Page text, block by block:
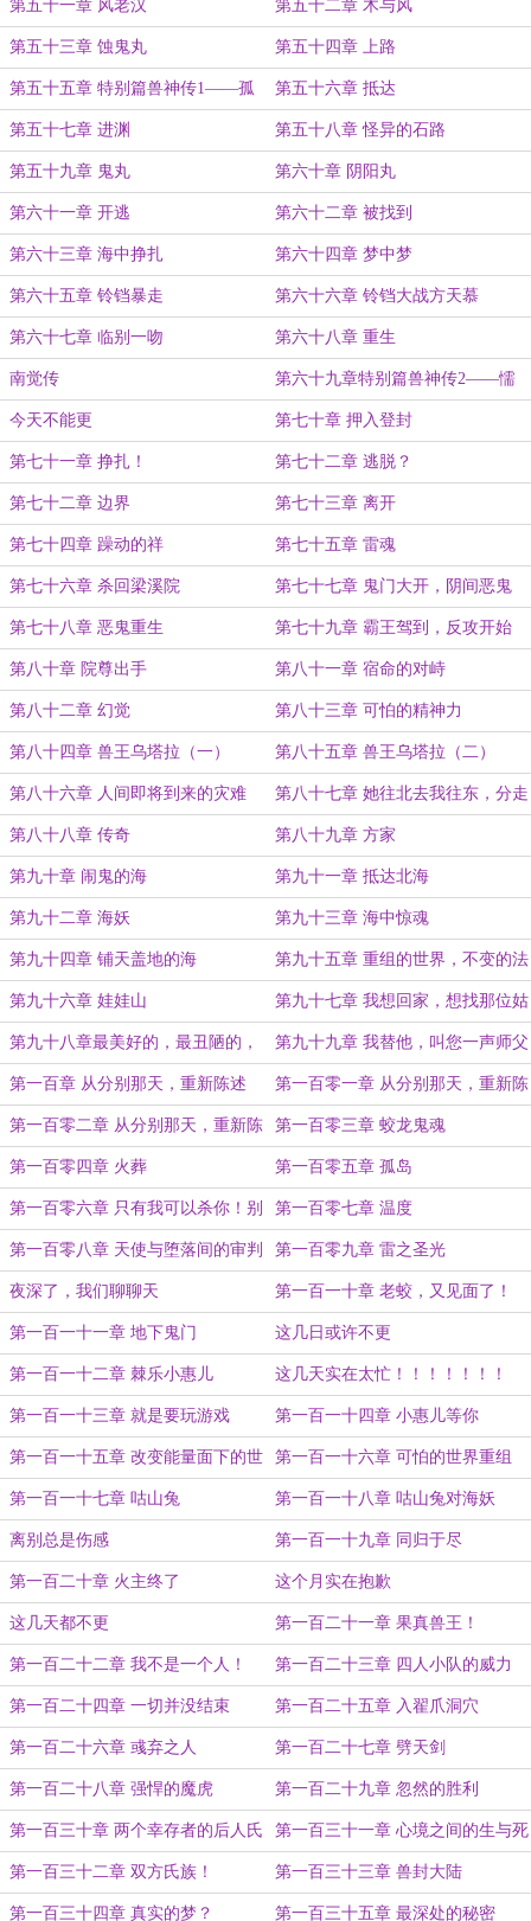
第五十一章 风老汉 第五十二章 木与风
第五十三章 蚀鬼丸 第五十四章 上路
第五十五章 特别篇兽神传1——孤
独
第五十六章 抵达
第五十七章 进渊 第五十八章 怪异的石路
第五十九章 鬼丸 第六十章 阴阳丸
第六十一章 开逃 第六十二章 被找到
第六十三章 海中挣扎 第六十四章 梦中梦
第六十五章 铃铛暴走 第六十六章 铃铛大战方天慕
第六十七章 临别一吻 第六十八章 重生
南觉传 第六十九章特别篇兽神传2——懦
弱
今天不能更 第七十章 押入登封
第七十一章 挣扎！ 第七十二章 逃脱？
第七十二章 边界 第七十三章 离开
第七十四章 躁动的祥 第七十五章 雷魂
第七十六章 杀回梁溪院 第七十七章 鬼门大开，阴间恶鬼
第七十八章 恶鬼重生 第七十九章 霸王驾到，反攻开始
第八十章 院尊出手 第八十一章 宿命的对峙
第八十二章 幻觉 第八十三章 可怕的精神力
第八十四章 兽王乌塔拉（一） 第八十五章 兽王乌塔拉（二）
第八十六章 人间即将到来的灾难 第八十七章 她往北去我往东，分走
天涯路
第八十八章 传奇 第八十九章 方家
第九十章 闹鬼的海 第九十一章 抵达北海
第九十二章 海妖 第九十三章 海中惊魂
第九十四章 铺天盖地的海 第九十五章 重组的世界，不变的法
则
第九十六章 娃娃山 第九十七章 我想回家，想找那位姑
娘
第九十八章最美好的，最丑陋的，
都是正义
第九十九章 我替他，叫您一声师父
第一百章 从分别那天，重新陈述
（一）
第一百零一章 从分别那天，重新陈
述（二）
第一百零二章 从分别那天，重新陈
述（三）
第一百零三章 蛟龙鬼魂
第一百零四章 火葬 第一百零五章 孤岛
第一百零六章 只有我可以杀你！别
人休想
第一百零七章 温度
第一百零八章 天使与堕落间的审判 第一百零九章 雷之圣光
夜深了，我们聊聊天 第一百一十章 老蛟，又见面了！
第一百一十一章 地下鬼门 这几日或许不更
第一百一十二章 棘乐小惠儿 这几天实在太忙！！！！！！！
第一百一十三章 就是要玩游戏 第一百一十四章 小惠儿等你
第一百一十五章 改变能量面下的世
界
第一百一十六章 可怕的世界重组
第一百一十七章 咕山兔 第一百一十八章 咕山兔对海妖
离别总是伤感 第一百一十九章 同归于尽
第一百二十章 火主终了 这个月实在抱歉
这几天都不更 第一百二十一章 果真兽王！
第一百二十二章 我不是一个人！ 第一百二十三章 四人小队的威力
第一百二十四章 一切并没结束 第一百二十五章 入翟爪洞穴
第一百二十六章 彧弃之人 第一百二十七章 劈天剑
第一百二十八章 强悍的魔虎 第一百二十九章 忽然的胜利
第一百三十章 两个幸存者的后人氏
族
第一百三十一章 心境之间的生与死
第一百三十二章 双方氏族！ 第一百三十三章 兽封大陆
第一百三十四章 真实的梦？ 第一百三十五章 最深处的秘密